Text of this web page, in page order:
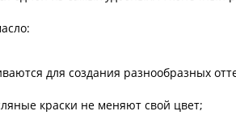
для создания разнообразных
краски не меняют свой цвет;